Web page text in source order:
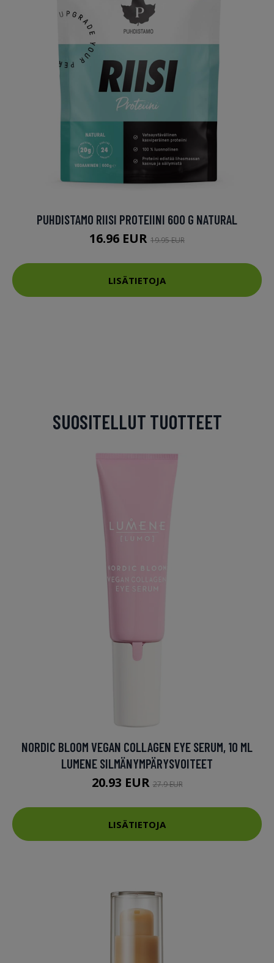
PUHDISTAMO RIISI PROTEIINI 600 G NATURAL
16.96 EUR 19.95 EUR
LISÄTIETOJA
SUOSITELLUT TUOTTEET
NORDIC BLOOM VEGAN COLLAGEN EYE SERUM, 10 ML
LUMENE SILMÄNYMPÄRYSVOITEET
20.93 EUR27.9 EUR
LISÄTIETOJA